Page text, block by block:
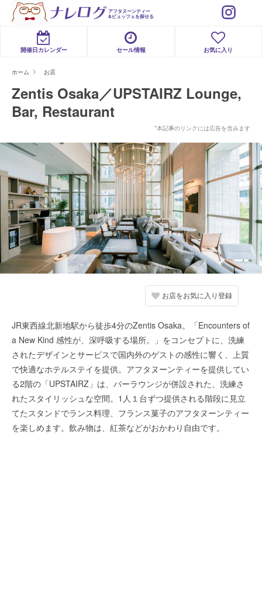
アフタヌーンティー
&ビュッフェを探せる
開催日カレンダー セール情報 お気に入り
ホーム お店
Zentis Osaka／UPSTAIRZ Lounge,
Bar, Restaurant
*本記事のリンクには広告を含みます
お店をお気に入り登録
JR東西線北新地駅から徒歩4分のZentis Osaka。「Encounters of
a New Kind 感性が、深呼吸する場所。」をコンセプトに、洗練
されたデザインとサービスで国内外のゲストの感性に響く、上質
で快適なホテルステイを提供。アフタヌーンティーを提供してい
る2階の「UPSTAIRZ」は、バーラウンジが併設された、洗練さ
れたスタイリッシュな空間。1人１台ずつ提供される階段に見立
てたスタンドでランス料理、フランス菓子のアフタヌーンティー
を楽しめます。飲み物は、紅茶などがおかわり自由です。